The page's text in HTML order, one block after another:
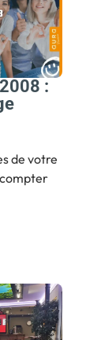
:
de votre
compter